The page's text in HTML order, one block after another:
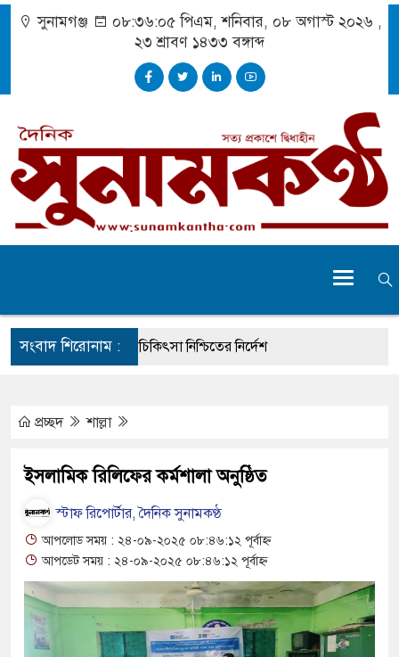
সুনামগঞ্জ ০৮:৩৬:০৬ পিএম, শনিবার, ০৮ অগাস্ট ২০২৬ ,
২৩ শ্রাবণ ১৪৩৩ বঙ্গাব্দ
সংবাদ শিরোনাম :
দুর্ঘটনায় আহতদের চিকিৎসা নিশ্চিতের নির্দেশ
দিবস পালিত
ঝুঁকি নিয়ে চলাচল
অভাবে অনিশ্চয়তায় হাওরের শত শত শিক্ষার্থীর
মাধ্যমিকেই
সম্মেলন রফিকুল ইসলামের প্রতিপক্ষের সব অভিযোগ
প্রচ্ছদ শাল্লা
ইসলামিক রিলিফের কর্মশালা অনুষ্ঠিত
স্টাফ রিপোর্টার, দৈনিক সুনামকণ্ঠ
আপলোড সময় : ২৪-০৯-২০২৫ ০৮:৪৬:১২ পূর্বাহ্ন
আপডেট সময় : ২৪-০৯-২০২৫ ০৮:৪৬:১২ পূর্বাহ্ন